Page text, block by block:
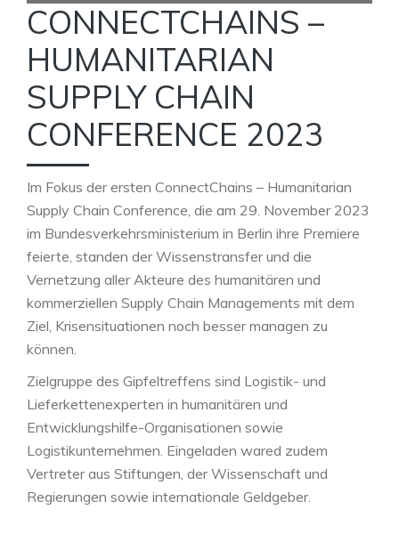
CONNECTCHAINS –
HUMANITARIAN
SUPPLY CHAIN
CONFERENCE 2023
Im Fokus der ersten ConnectChains – Humanitarian
Supply Chain Conference, die am 29. November 2023
im Bundesverkehrsministerium in Berlin ihre Premiere
feierte, standen der Wissenstransfer und die
Vernetzung aller Akteure des humanitären und
kommerziellen Supply Chain Managements mit dem
Ziel, Krisensituationen noch besser managen zu
können.
Zielgruppe des Gipfeltreffens sind Logistik- und
Lieferkettenexperten in humanitären und
Entwicklungshilfe-Organisationen sowie
Logistikunternehmen. Eingeladen wared zudem
Vertreter aus Stiftungen, der Wissenschaft und
Regierungen sowie internationale Geldgeber.